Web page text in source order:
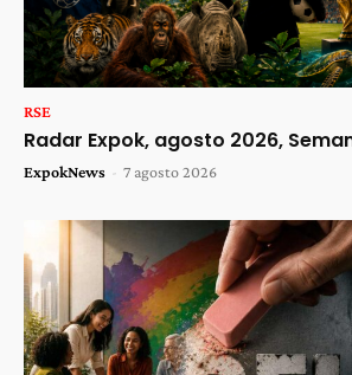
RSE
Radar Expok, agosto 2026,
ExpokNews - 7 agosto 2026